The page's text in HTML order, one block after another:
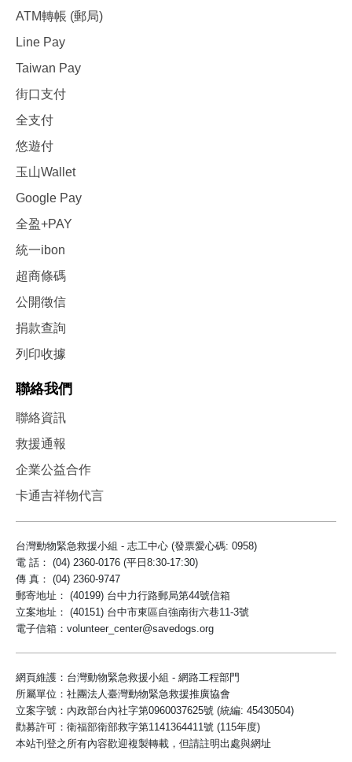
ATM轉帳 (郵局)
Line Pay
Taiwan Pay
街口支付
全支付
悠遊付
玉山Wallet
Google Pay
全盈+PAY
統一ibon
超商條碼
公開徵信
捐款查詢
列印收據
聯絡我們
聯絡資訊
救援通報
企業公益合作
卡通吉祥物代言
台灣動物緊急救援小組 - 志工中心 (發票愛心碼: 0958)
電 話： (04) 2360-0176 (平日8:30-17:30)
傳 真： (04) 2360-9747
郵寄地址： (40199) 台中力行路郵局第44號信箱
立案地址： (40151) 台中市東區自強南街六巷11-3號
電子信箱：volunteer_center@savedogs.org
網頁維護：台灣動物緊急救援小組 - 網路工程部門
所屬單位：社團法人臺灣動物緊急救援推廣協會
立案字號：內政部台內社字第0960037625號 (統編: 45430504)
勸募許可：衛福部衛部救字第1141364411號 (115年度)
本站刊登之所有內容歡迎複製轉載，但請註明出處與網址